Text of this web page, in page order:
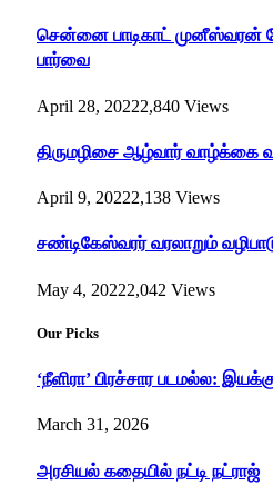
சென்னை பாடிகாட் முனீஸ்வரன்
பார்வை
April 28, 20222,840 Views
திருமழிசை ஆழ்வார் வாழ்க்கை
April 9, 20222,138 Views
சண்டிகேஸ்வரர் வரலாறும்
May 4, 20222,042 Views
Our Picks
‘நீளிரா’ பிரச்சார படமல்ல:
March 31, 2026
அரசியல் கதையில் நட்டி நட்ராஜ்